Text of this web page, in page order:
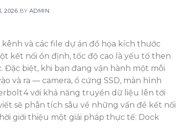
2026 BY ADMIN
và các file dự án đồ họa kích thước
kết nối ổn định, tốc độ cao là yếu tố then
Đặc biệt, khi bạn đang vận hành một môi
và ra — camera, ổ cứng SSD, màn hình
4 với khả năng truyền dữ liệu lên tới
sẽ phân tích sâu về những vấn đề kết nối
giới thiệu một giải pháp thực tế: Dock